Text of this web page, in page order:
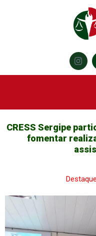
CRESS Sergipe
fomentar
Destaque